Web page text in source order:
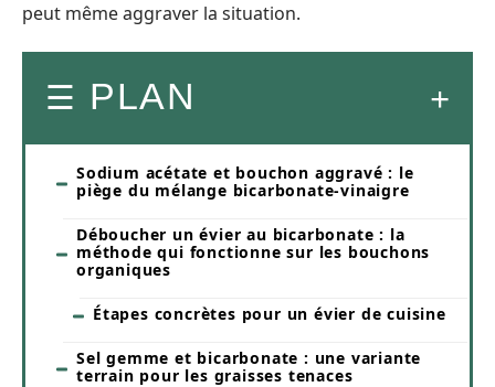
peut même aggraver la situation.
PLAN
Sodium acétate et bouchon aggravé : le
piège du mélange bicarbonate-vinaigre
Déboucher un évier au bicarbonate : la
méthode qui fonctionne sur les bouchons
organiques
Étapes concrètes pour un évier de cuisine
Sel gemme et bicarbonate : une variante
terrain pour les graisses tenaces